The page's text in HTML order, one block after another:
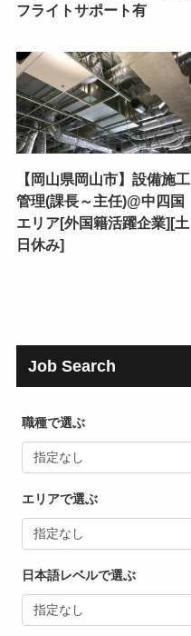
フライトサポート有
【岡山県岡山市】設備施工
管理(課長～主任)@中四国
エリア[外国籍活躍企業][土
日休み]
Job Search
職種で選ぶ
エリアで選ぶ
日本語レベルで選ぶ